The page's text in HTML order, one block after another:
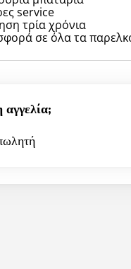
service
τρία χρόνια
σε όλα τα
αγγελία;